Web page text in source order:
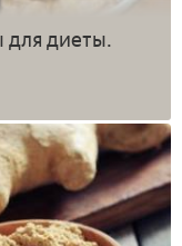
для диеты.